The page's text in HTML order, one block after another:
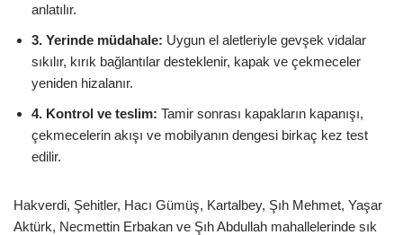
anlatılır.
3. Yerinde müdahale: Uygun el aletleriyle gevşek vidalar
sıkılır, kırık bağlantılar desteklenir, kapak ve çekmeceler
yeniden hizalanır.
4. Kontrol ve teslim: Tamir sonrası kapakların kapanışı,
çekmecelerin akışı ve mobilyanın dengesi birkaç kez test
edilir.
Hakverdi, Şehitler, Hacı Gümüş, Kartalbey, Şıh Mehmet, Yaşar
Aktürk, Necmettin Erbakan ve Şıh Abdullah mahallelerinde sık